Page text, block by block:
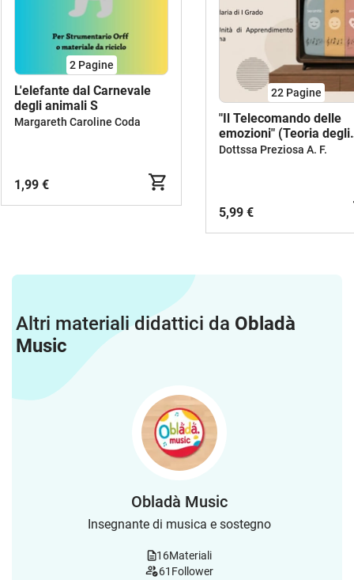
2 Pagine
L'elefante dal Carnevale
degli animali S
Margareth Caroline Coda
1,99 €
22 Pagine
"Il Telecomando delle
emozioni" (Teoria degli
Affetti)
Dottssa Preziosa A. F.
5,99 €
Altri materiali didattici da Obladà
Music
Obladà Music
Insegnante di musica e sostegno
16Materiali
61 Follower